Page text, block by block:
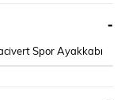
Spor Ayakkabı